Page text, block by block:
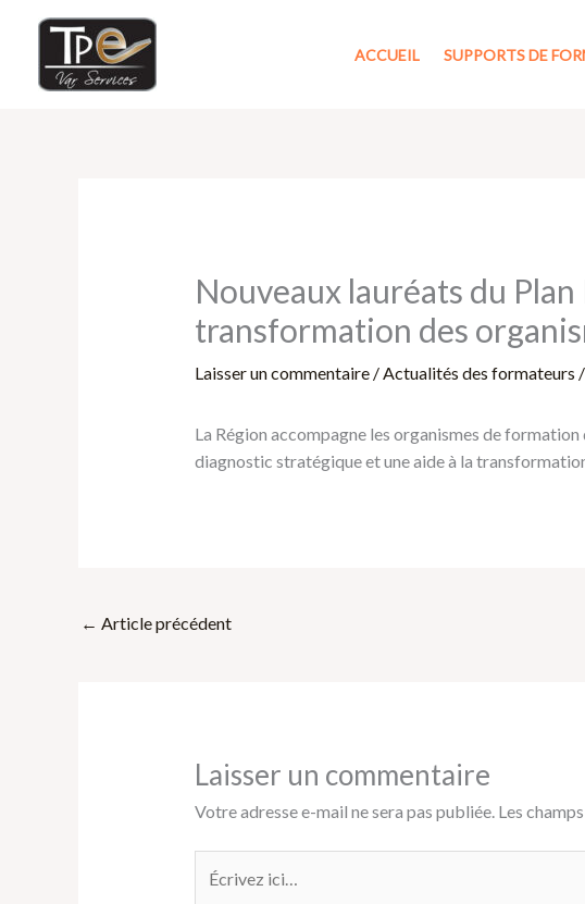
contenu
ACCUEIL SUPPORTS DE
Nouveaux lauréats du Plan
transformation des
Laisser un commentaire /Actualités des formateurs
La Région accompagne les organismes de
diagnostic stratégique et une aide à la
← Article précédent
Laisser un commentaire
Votre adresse e-mail ne sera pas publiée. Les
ici…